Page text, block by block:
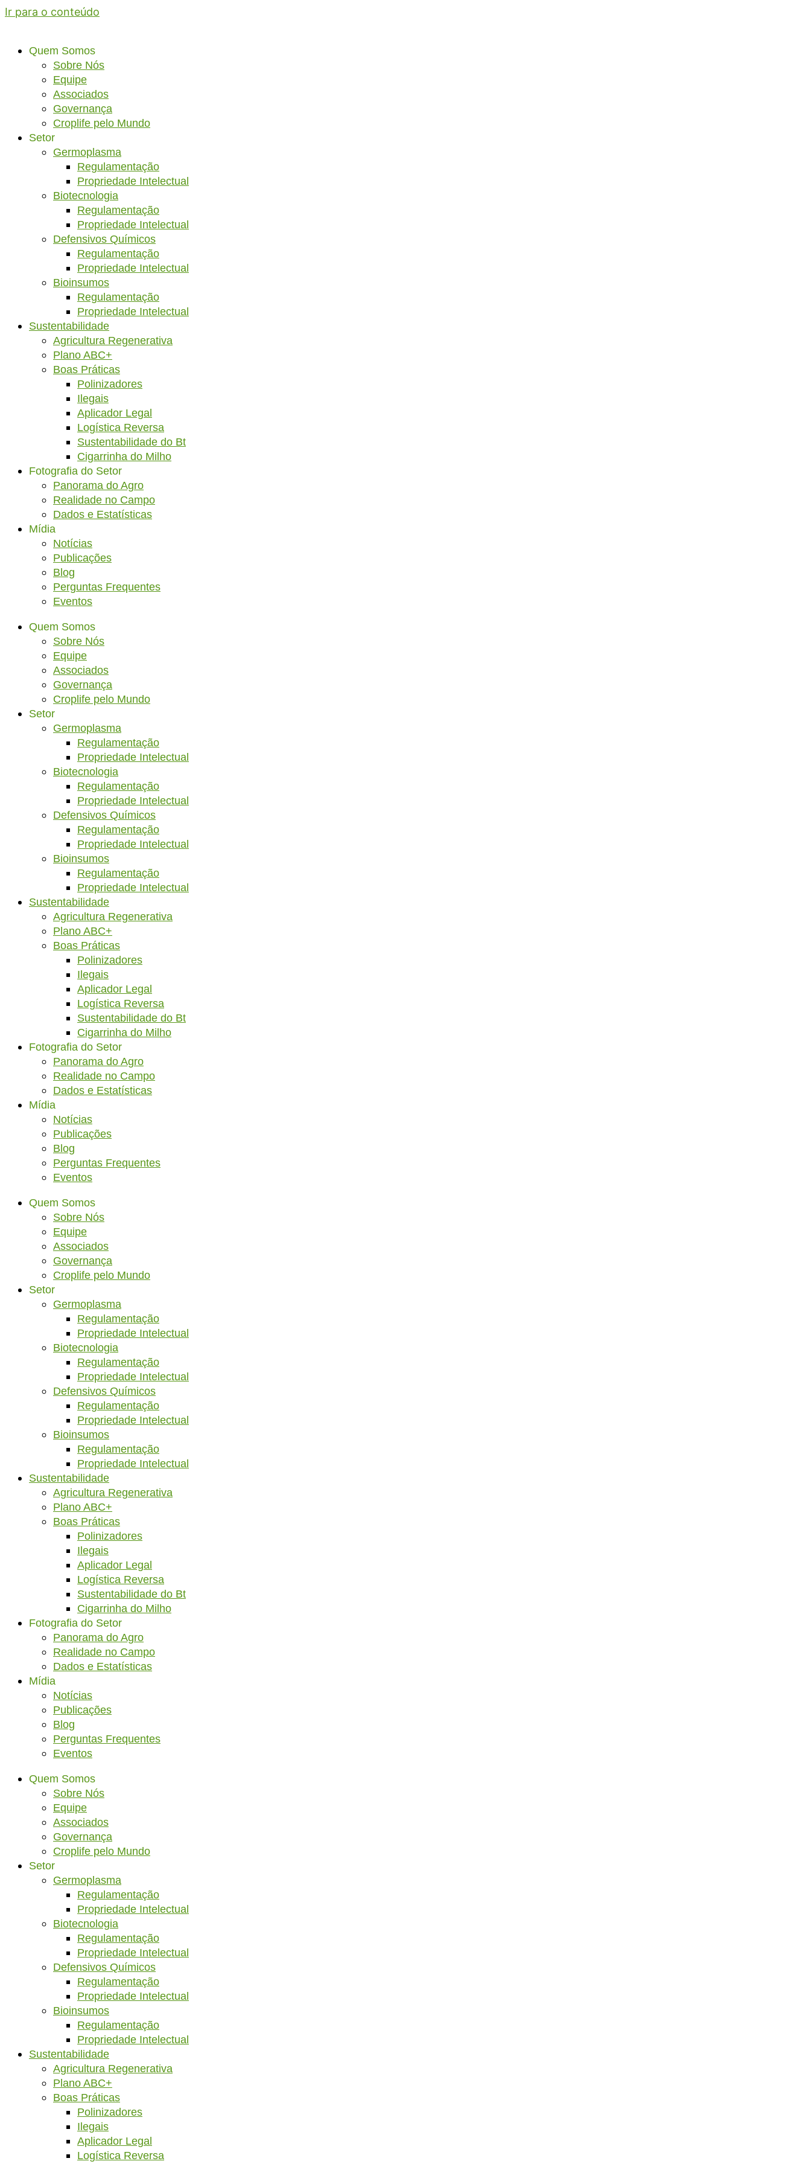
Ir para o conteúdo
Quem Somos
Sobre Nós
Equipe
Associados
Governança
Croplife pelo Mundo
Setor
Germoplasma
Regulamentação
Propriedade Intelectual
Biotecnologia
Regulamentação
Propriedade Intelectual
Defensivos Químicos
Regulamentação
Propriedade Intelectual
Bioinsumos
Regulamentação
Propriedade Intelectual
Sustentabilidade
Agricultura Regenerativa
Plano ABC+
Boas Práticas
Polinizadores
Ilegais
Aplicador Legal
Logística Reversa
Sustentabilidade do Bt
Cigarrinha do Milho
Fotografia do Setor
Panorama do Agro
Realidade no Campo
Dados e Estatísticas
Mídia
Notícias
Publicações
Blog
Perguntas Frequentes
Eventos
Quem Somos
Sobre Nós
Equipe
Associados
Governança
Croplife pelo Mundo
Setor
Germoplasma
Regulamentação
Propriedade Intelectual
Biotecnologia
Regulamentação
Propriedade Intelectual
Defensivos Químicos
Regulamentação
Propriedade Intelectual
Bioinsumos
Regulamentação
Propriedade Intelectual
Sustentabilidade
Agricultura Regenerativa
Plano ABC+
Boas Práticas
Polinizadores
Ilegais
Aplicador Legal
Logística Reversa
Sustentabilidade do Bt
Cigarrinha do Milho
Fotografia do Setor
Panorama do Agro
Realidade no Campo
Dados e Estatísticas
Mídia
Notícias
Publicações
Blog
Perguntas Frequentes
Eventos
Quem Somos
Sobre Nós
Equipe
Associados
Governança
Croplife pelo Mundo
Setor
Germoplasma
Regulamentação
Propriedade Intelectual
Biotecnologia
Regulamentação
Propriedade Intelectual
Defensivos Químicos
Regulamentação
Propriedade Intelectual
Bioinsumos
Regulamentação
Propriedade Intelectual
Sustentabilidade
Agricultura Regenerativa
Plano ABC+
Boas Práticas
Polinizadores
Ilegais
Aplicador Legal
Logística Reversa
Sustentabilidade do Bt
Cigarrinha do Milho
Fotografia do Setor
Panorama do Agro
Realidade no Campo
Dados e Estatísticas
Mídia
Notícias
Publicações
Blog
Perguntas Frequentes
Eventos
Quem Somos
Sobre Nós
Equipe
Associados
Governança
Croplife pelo Mundo
Setor
Germoplasma
Regulamentação
Propriedade Intelectual
Biotecnologia
Regulamentação
Propriedade Intelectual
Defensivos Químicos
Regulamentação
Propriedade Intelectual
Bioinsumos
Regulamentação
Propriedade Intelectual
Sustentabilidade
Agricultura Regenerativa
Plano ABC+
Boas Práticas
Polinizadores
Ilegais
Aplicador Legal
Logística Reversa